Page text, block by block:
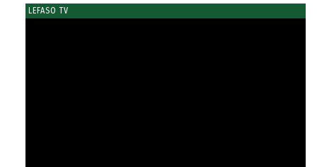
LEFASO TV